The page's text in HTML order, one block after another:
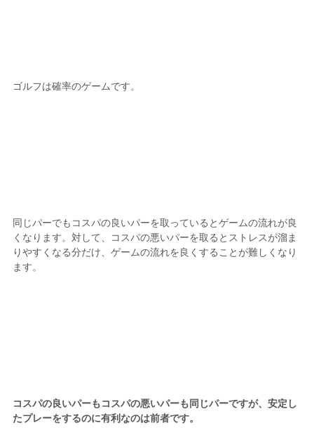
ゴルフは確率のゲームです。
同じパーでもコスパの良いパーを取っているとゲームの流れが良
くなります。対して、コスパの悪いパーを取るとストレスが溜ま
りやすくなる分だけ、ゲームの流れを良くすることが難しくなり
ます。
コスパの良いパーもコスパの悪いパーも同じパーですが、安定し
たプレーをするのに有利なのは前者です。